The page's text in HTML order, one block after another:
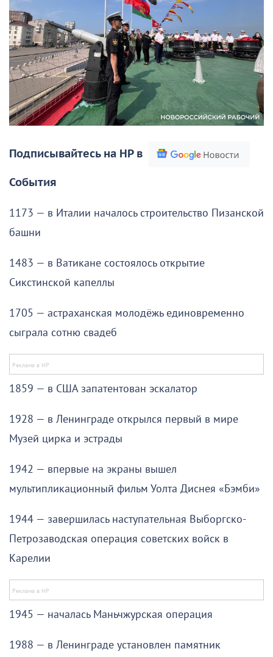
Подписывайтесь на НР в
События
1173 — в Италии началось строительство Пизанской
башни
1483 — в Ватикане состоялось открытие
Сикстинской капеллы
1705 — астраханская молодёжь единовременно
сыграла сотню свадеб
1859 — в США запатентован эскалатор
1928 — в Ленинграде открылся первый в мире
Музей цирка и эстрады
1942 — впервые на экраны вышел
мультипликационный фильм Уолта Диснея «Бэмби»
1944 — завершилась наступательная Выборгско-
Петрозаводская операция советских войск в
Карелии
1945 — началась Маньчжурская операция
1988 — в Ленинграде установлен памятник